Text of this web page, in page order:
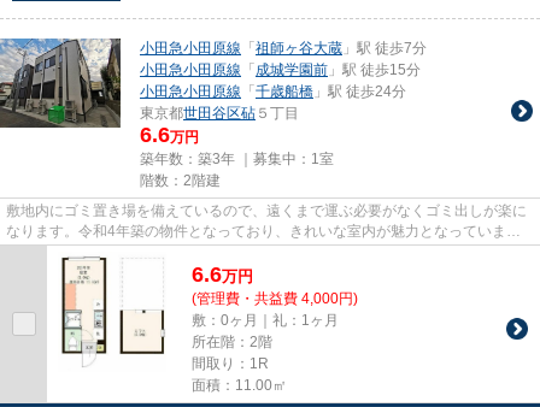
小田急小田原線 「 祖師ヶ谷大蔵 」駅 徒歩7分
小田急小田原線 「 成城学園前 」駅 徒歩15分
小田急小田原線 「 千歳船橋 」駅 徒歩24分
東京都世田谷区砧 ５丁目
6.6万円
築年数：築3年 ｜募集中： 1室
階数：2階建
敷地内にゴミ置き場を備えているので、遠くまで運ぶ必要がなくゴミ出しが楽に
なります。令和4年築の物件となっており、きれいな室内が魅力となっていま
6.6万円
(管理費・共益費 4,000円)
敷：0ヶ月｜礼：1ヶ月
所在階：2階
間取り：1R
面積：11.00㎡